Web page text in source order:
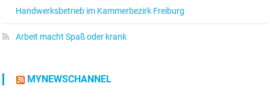
Handwerksbetrieb im Kammerbezirk Freiburg
Arbeit macht Spaß oder krank
MYNEWSCHANNEL